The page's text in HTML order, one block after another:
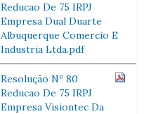
Reducao De 75 IRPJ
Empresa Dual Duarte
Albuquerque Comercio E
Industria Ltda.pdf
Resolução Nº 80
Reducao De 75 IRPJ
Empresa Visiontec Da